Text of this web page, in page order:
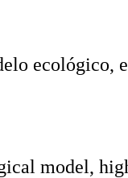
ecológico,
model,